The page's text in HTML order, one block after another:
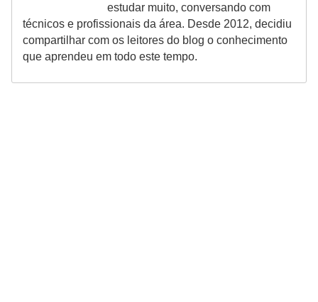
estudar muito, conversando com
técnicos e profissionais da área. Desde 2012, decidiu
compartilhar com os leitores do blog o conhecimento
que aprendeu em todo este tempo.
a
s
d
e